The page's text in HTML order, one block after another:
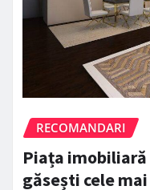
RECOMANDARI
Piața
găsești cele